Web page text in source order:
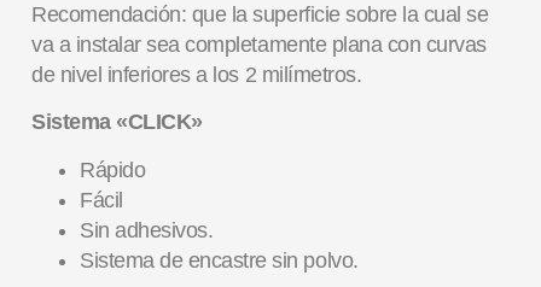
Recomendación: que la superficie sobre la cual se
va a instalar sea completamente plana con curvas
de nivel inferiores a los 2 milímetros.
Sistema «CLICK»
Rápido
Fácil
Sin adhesivos.
Sistema de encastre sin polvo.